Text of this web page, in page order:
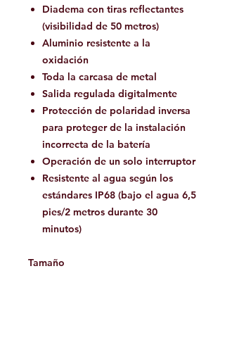
Diadema con tiras reflectantes
(visibilidad de 50 metros)
Aluminio resistente a la
oxidación
Toda la carcasa de metal
Salida regulada digitalmente
Protección de polaridad inversa
para proteger de la instalación
incorrecta de la batería
Operación de un solo interruptor
Resistente al agua según los
estándares IP68 (bajo el agua 6,5
​​pies/2 metros durante 30
minutos)
Tamaño